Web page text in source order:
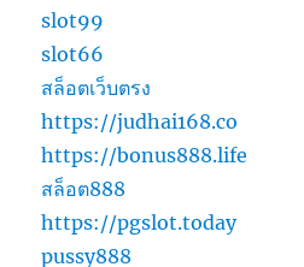
slot99
slot66
สล็อตเว็บตรง
https://judhai168.co
https://bonus888.life
สล็อต888
https://pgslot.today
pussy888